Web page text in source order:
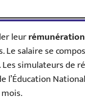
leurrémunération
Le salaire se
simulateurs de
l’Éducation